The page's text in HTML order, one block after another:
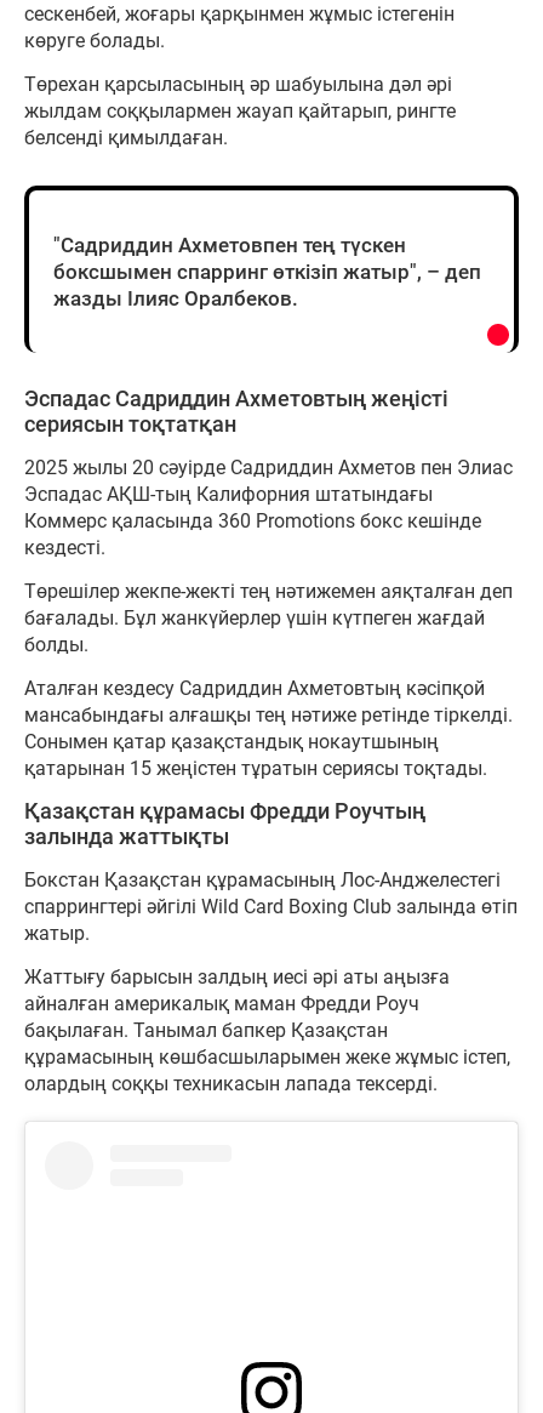
сескенбей, жоғары қарқынмен жұмыс істегенін
көруге болады.
Төрехан қарсыласының әр шабуылына дәл әрі
жылдам соққылармен жауап қайтарып, рингте
белсенді қимылдаған.
"Садриддин Ахметовпен тең түскен
боксшымен спарринг өткізіп жатыр", – деп
жазды Ілияс Оралбеков.
Эспадас Садриддин Ахметовтың жеңісті
сериясын тоқтатқан
2025 жылы 20 сәуірде Садриддин Ахметов пен Элиас
Эспадас АҚШ-тың Калифорния штатындағы
Коммерс қаласында 360 Promotions бокс кешінде
кездесті.
Төрешілер жекпе-жекті тең нәтижемен аяқталған деп
бағалады. Бұл жанкүйерлер үшін күтпеген жағдай
болды.
Аталған кездесу Садриддин Ахметовтың кәсіпқой
мансабындағы алғашқы тең нәтиже ретінде тіркелді.
Сонымен қатар қазақстандық нокаутшының
қатарынан 15 жеңістен тұратын сериясы тоқтады.
Қазақстан құрамасы Фредди Роучтың
залында жаттықты
Бокстан Қазақстан құрамасының Лос-Анджелестегі
спаррингтері әйгілі Wild Card Boxing Club залында өтіп
жатыр.
Жаттығу барысын залдың иесі әрі аты аңызға
айналған америкалық маман Фредди Роуч
бақылаған. Танымал бапкер Қазақстан
құрамасының көшбасшыларымен жеке жұмыс істеп,
олардың соққы техникасын лапада тексерді.